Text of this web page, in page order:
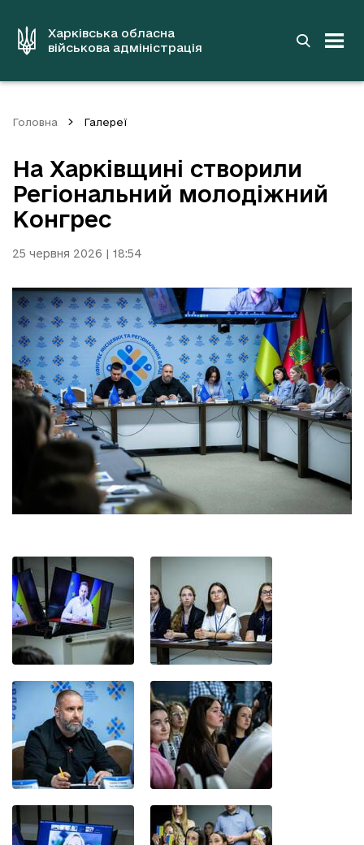
вмістуХарківська обласна
військова адміністрація
Головна Галереї
На Харківщині створили
Регіональний молодіжний
Конгрес
25 червня 2026 | 18:54